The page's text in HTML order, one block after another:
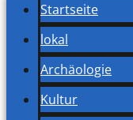
Startseite
lokal
Archäologie
Kultur